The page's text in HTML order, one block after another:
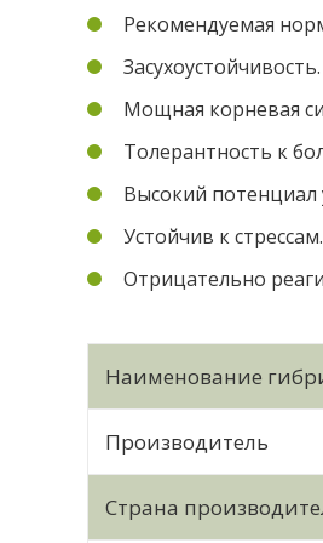
Рекомендуемая
Засухоустойчивость.
Мощная корневая
Толерантность к
Высокий потенциал
Устойчив к стрессам.
Отрицательно
Наименование
Производитель
Страна